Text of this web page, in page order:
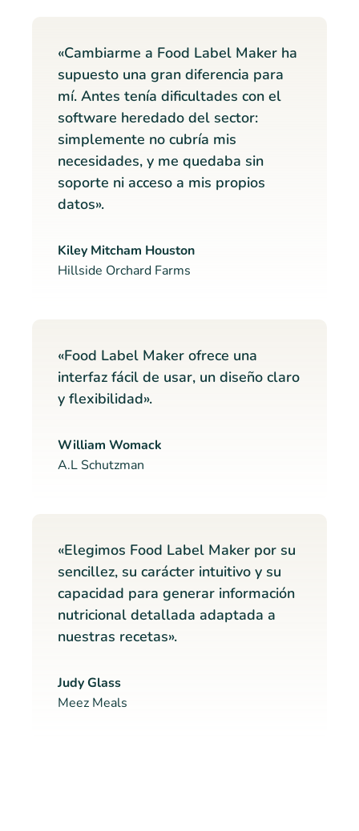
«Cambiarme a Food Label Maker ha
supuesto una gran diferencia para
mí. Antes tenía dificultades con el
software heredado del sector:
simplemente no cubría mis
necesidades, y me quedaba sin
soporte ni acceso a mis propios
datos».
Kiley Mitcham Houston
Hillside Orchard Farms
«Food Label Maker ofrece una
interfaz fácil de usar, un diseño claro
y flexibilidad».
William Womack
A.L Schutzman
«Elegimos Food Label Maker por su
sencillez, su carácter intuitivo y su
capacidad para generar información
nutricional detallada adaptada a
nuestras recetas».
Judy Glass
Meez Meals